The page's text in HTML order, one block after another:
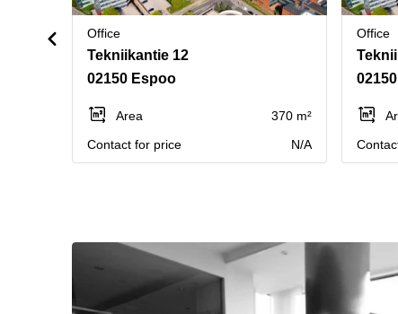
Office
Tekniikantie 12
02150 Espoo
Area
370 m²
Contact for price
N/A
Office